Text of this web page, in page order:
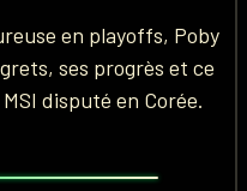
en playoffs, Poby
ses progrès et ce
disputé en Corée.